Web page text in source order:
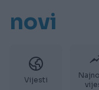
novi
Vijesti